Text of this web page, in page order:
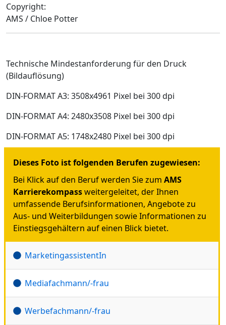
Copyright:
AMS / Chloe Potter
Technische Mindestanforderung für den Druck
(Bildauflösung)
DIN-FORMAT A3: 3508x4961 Pixel bei 300 dpi
DIN-FORMAT A4: 2480x3508 Pixel bei 300 dpi
DIN-FORMAT A5: 1748x2480 Pixel bei 300 dpi
Dieses Foto ist folgenden Berufen zugewiesen:
Bei Klick auf den Beruf werden Sie zum AMS
Karrierekompassweitergeleitet, der Ihnen
umfassende Berufsinformationen, Angebote zu
Aus- und Weiterbildungen sowie Informationen zu
Einstiegsgehältern auf einen Blick bietet.
MarketingassistentIn
Mediafachmann/-frau
Werbefachmann/-frau